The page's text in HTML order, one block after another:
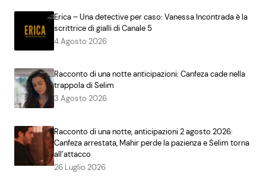
Erica – Una detective per caso: Vanessa Incontrada è la
scrittrice di gialli di Canale 5
4 Agosto 2026
Racconto di una notte anticipazioni: Canfeza cade nella
trappola di Selim
3 Agosto 2026
Racconto di una notte, anticipazioni 2 agosto 2026:
Canfeza arrestata, Mahir perde la pazienza e Selim torna
all’attacco
26 Luglio 2026